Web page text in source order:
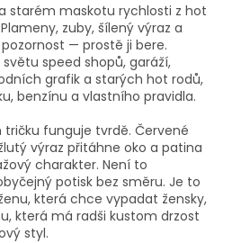
starém maskotu rychlosti z hot
zuby, šílený výraz a
— prostě ji bere.
speed shopů, garáží,
grafik a starých hot rodů,
benzínu a vlastního pravidla.
funguje tvrdě. Červené
výraz přitáhne oko a patina
charakter. Není to
potisk bez směru. Je to
která chce vypadat žensky,
která má radši kustom drzost
styl.